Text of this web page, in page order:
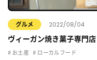
グルメ 2022/08/04
ヴィーガン焼き菓子専
お土産 ローカルフード